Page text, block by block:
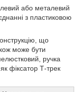
або металевий
з пластиковою
що
може бути
ручка
фіксатор Т-трек